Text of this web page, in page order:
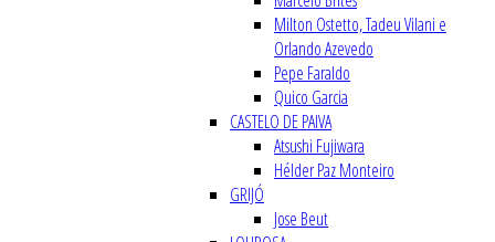
Milton Ostetto, Tadeu Vilani e
Orlando Azevedo
Pepe Faraldo
Quico Garcia
CASTELO DE PAIVA
Atsushi Fujiwara
Hélder Paz Monteiro
GRIJÓ
Jose Beut